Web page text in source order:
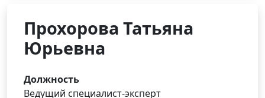
Прохорова Татьяна
Юрьевна
Должность
Ведущий специалист-эксперт